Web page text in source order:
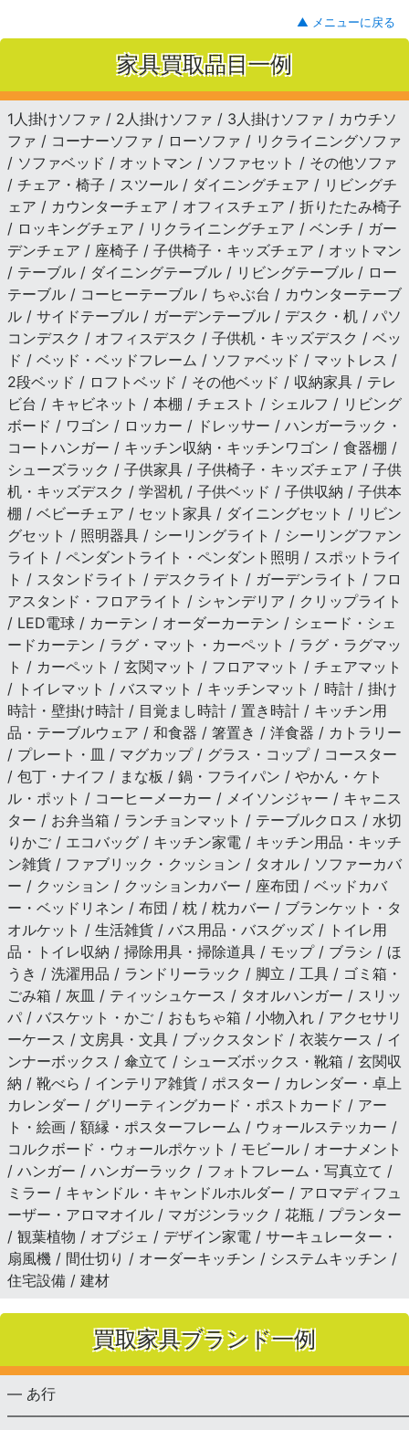
▲ メニューに戻る
家具買取品目一例
1人掛けソファ / 2人掛けソファ / 3人掛けソファ / カウチソ
ファ / コーナーソファ / ローソファ / リクライニングソファ
/ ソファベッド / オットマン / ソファセット / その他ソファ
/ チェア・椅子 / スツール / ダイニングチェア / リビングチ
ェア / カウンターチェア / オフィスチェア / 折りたたみ椅子
/ ロッキングチェア / リクライニングチェア / ベンチ / ガー
デンチェア / 座椅子 / 子供椅子・キッズチェア / オットマン
/ テーブル / ダイニングテーブル / リビングテーブル / ロー
テーブル / コーヒーテーブル / ちゃぶ台 / カウンターテーブ
ル / サイドテーブル / ガーデンテーブル / デスク・机 / パソ
コンデスク / オフィスデスク / 子供机・キッズデスク / ベッ
ド / ベッド・ベッドフレーム / ソファベッド / マットレス /
2段ベッド / ロフトベッド / その他ベッド / 収納家具 / テレ
ビ台 / キャビネット / 本棚 / チェスト / シェルフ / リビング
ボード / ワゴン / ロッカー / ドレッサー / ハンガーラック・
コートハンガー / キッチン収納・キッチンワゴン / 食器棚 /
シューズラック / 子供家具 / 子供椅子・キッズチェア / 子供
机・キッズデスク / 学習机 / 子供ベッド / 子供収納 / 子供本
棚 / ベビーチェア / セット家具 / ダイニングセット / リビン
グセット / 照明器具 / シーリングライト / シーリングファン
ライト / ペンダントライト・ペンダント照明 / スポットライ
ト / スタンドライト / デスクライト / ガーデンライト / フロ
アスタンド・フロアライト / シャンデリア / クリップライト
/ LED電球 / カーテン / オーダーカーテン / シェード・シェ
ードカーテン / ラグ・マット・カーペット / ラグ・ラグマッ
ト / カーペット / 玄関マット / フロアマット / チェアマット
/ トイレマット / バスマット / キッチンマット / 時計 / 掛け
時計・壁掛け時計 / 目覚まし時計 / 置き時計 / キッチン用
品・テーブルウェア / 和食器 / 箸置き / 洋食器 / カトラリー
/ プレート・皿 / マグカップ / グラス・コップ / コースター
/ 包丁・ナイフ / まな板 / 鍋・フライパン / やかん・ケト
ル・ポット / コーヒーメーカー / メイソンジャー / キャニス
ター / お弁当箱 / ランチョンマット / テーブルクロス / 水切
りかご / エコバッグ / キッチン家電 / キッチン用品・キッチ
ン雑貨 / ファブリック・クッション / タオル / ソファーカバ
ー / クッション / クッションカバー / 座布団 / ベッドカバ
ー・ベッドリネン / 布団 / 枕 / 枕カバー / ブランケット・タ
オルケット / 生活雑貨 / バス用品・バスグッズ / トイレ用
品・トイレ収納 / 掃除用具・掃除道具 / モップ / ブラシ / ほ
うき / 洗濯用品 / ランドリーラック / 脚立 / 工具 / ゴミ箱・
ごみ箱 / 灰皿 / ティッシュケース / タオルハンガー / スリッ
パ / バスケット・かご / おもちゃ箱 / 小物入れ / アクセサリ
ーケース / 文房具・文具 / ブックスタンド / 衣装ケース / イ
ンナーボックス / 傘立て / シューズボックス・靴箱 / 玄関収
納 / 靴べら / インテリア雑貨 / ポスター / カレンダー・卓上
カレンダー / グリーティングカード・ポストカード / アー
ト・絵画 / 額縁・ポスターフレーム / ウォールステッカー /
コルクボード・ウォールポケット / モビール / オーナメント
/ ハンガー / ハンガーラック / フォトフレーム・写真立て /
ミラー / キャンドル・キャンドルホルダー / アロマディフュ
ーザー・アロマオイル / マガジンラック / 花瓶 / プランター
/ 観葉植物 / オブジェ / デザイン家電 / サーキュレーター・
扇風機 / 間仕切り / オーダーキッチン / システムキッチン /
住宅設備 / 建材
買取家具ブランド一例
— あ行